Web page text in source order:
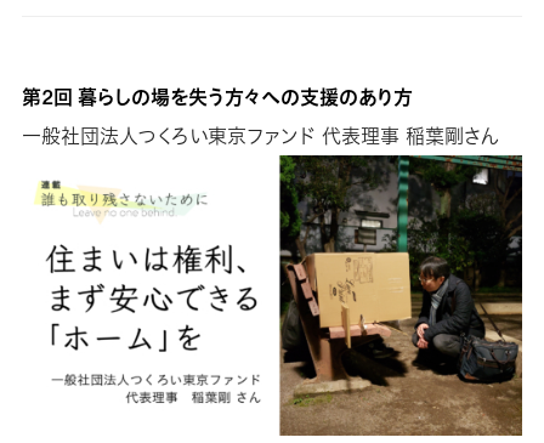
第2回 暮らしの場を失う方々への支援のあり方
一般社団法人つくろい東京ファンド 代表理事 稲葉剛さん